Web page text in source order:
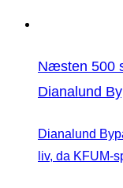
Næsten 500
Dianalund
Dianalund
liv, da KFUM-